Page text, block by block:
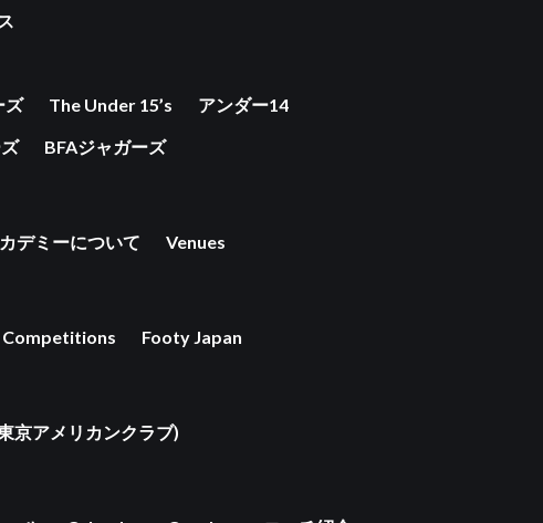
ズ The Under 15’s
アンダー14
BFAジャガーズ
デミーについて Venues
Competitions Footy Japan
京アメリカンクラブ)